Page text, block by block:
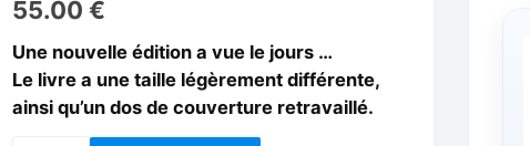
Foulards C.Up
Liquides C.Up
Feu
Foulards
Livres sur la Magie
impromptue
Neige, rubans, FP, Foulards …
55.00€
Une nouvelle édition a vue le jours …
Le livre a une taille légèrement différente,
ainsi qu’un dos de couverture retravaillé.